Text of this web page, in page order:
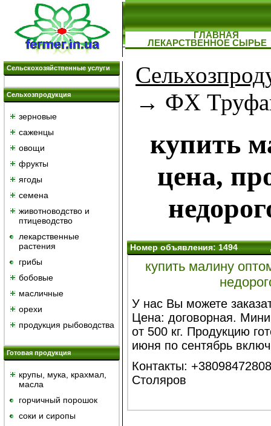
ГЛАВНАЯ
ЛЕКАРСТВЕННОЕ СЫРЬЕ
Сельскохозяйственные услуги
Сельхозпродукция
зерновые
саженцы
овощи
фрукты
ягоды
семена
животноводство и
птицеводство
лекарственные
растения
грибы
бобовые
масличные
орехи
продукция рыбоводства
Готовая продукция
крупы, мука, крахмал,
масла
горчичный порошок
cоки и сиропы
→ ФХ
купить
цена,
Номер объявления: 1494
купить малину
У нас Вы можете
Цена: договорная.
от 500 кг. Продукцию
июня по сентябрь
Контакты:
Столяров